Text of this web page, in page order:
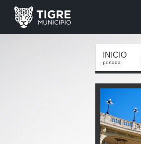
INICIO
portada